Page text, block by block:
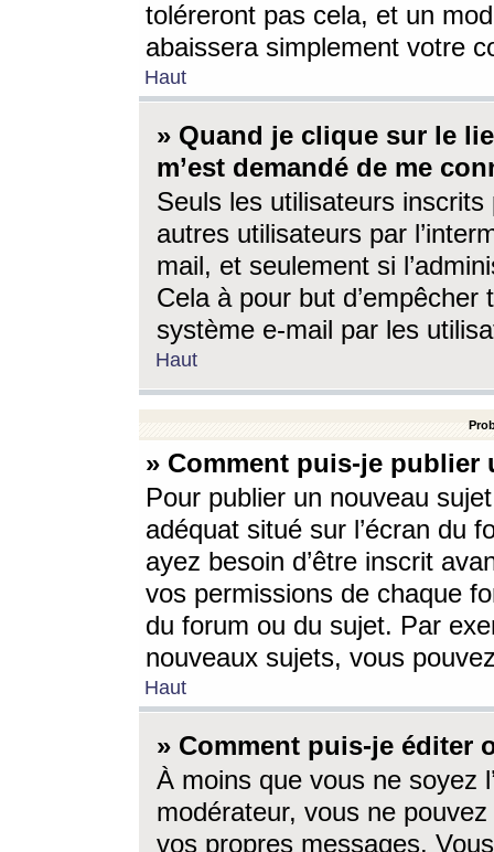
toléreront pas cela, et un
abaissera simplement votre
Haut
» Quand je clique sur le
m’est demandé de me
Seuls les utilisateurs
autres utilisateurs par
mail, et seulement si
Cela à pour but
système e-mail par les
Haut
» Comment puis-je
Pour publier un nouveau
adéquat situé sur l’écran du
ayez besoin d’être inscrit
vos permissions de chaque
du forum ou du sujet. Par
nouveaux sujets, vous
Haut
» Comment puis-je éditer
À moins que vous ne soyez
modérateur, vous ne
vos propres messages.